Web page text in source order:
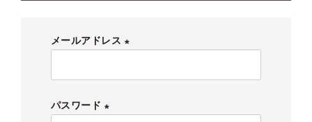
メールアドレス
必
)
パスワード